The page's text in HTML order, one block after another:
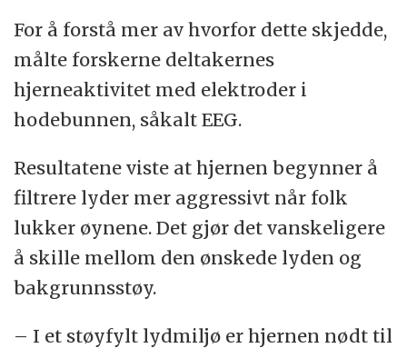
For å forstå mer av hvorfor dette skjedde,
målte forskerne deltakernes
hjerneaktivitet med elektroder i
hodebunnen, såkalt EEG.
Resultatene viste at hjernen begynner å
filtrere lyder mer aggressivt når folk
lukker øynene. Det gjør det vanskeligere
å skille mellom den ønskede lyden og
bakgrunnsstøy.
– I et støyfylt lydmiljø er hjernen nødt til